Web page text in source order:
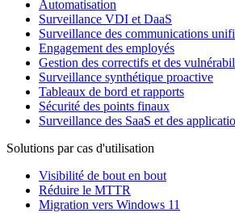
Automatisation
Surveillance VDI et DaaS
Surveillance des communications
Engagement des employés
Gestion des correctifs et des
Surveillance synthétique proactive
Tableaux de bord et rapports
Sécurité des points finaux
Surveillance des SaaS et des
Solutions par cas d'utilisation
Visibilité de bout en bout
Réduire le MTTR
Migration vers Windows 11